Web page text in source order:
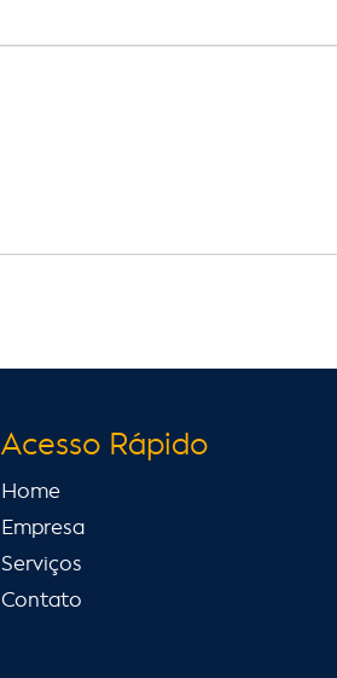
Acesso Rápido
Home
Empresa
Serviços
Contato